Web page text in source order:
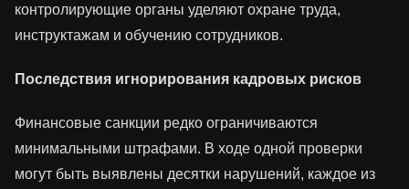
контролирующие органы уделяют охране труда,
инструктажам и обучению сотрудников.
Последствия игнорирования кадровых рисков
Финансовые санкции редко ограничиваются
минимальными штрафами. В ходе одной проверки
могут быть выявлены десятки нарушений, каждое из